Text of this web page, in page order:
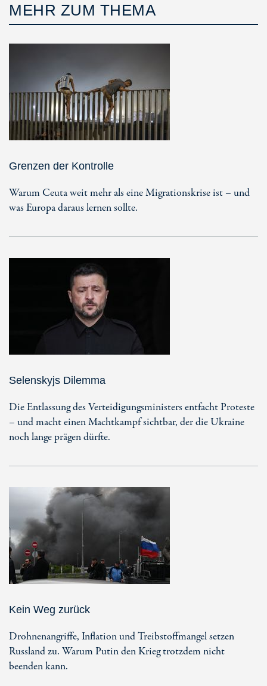
MEHR ZUM THEMA
Grenzen der Kontrolle
Warum Ceuta weit mehr als eine Migrationskrise ist – und
was Europa daraus lernen sollte.
Selenskyjs Dilemma
Die Entlassung des Verteidigungsministers entfacht Proteste
– und macht einen Machtkampf sichtbar, der die Ukraine
noch lange prägen dürfte.
Kein Weg zurück
Drohnenangriffe, Inflation und Treibstoffmangel setzen
Russland zu. Warum Putin den Krieg trotzdem nicht
beenden kann.